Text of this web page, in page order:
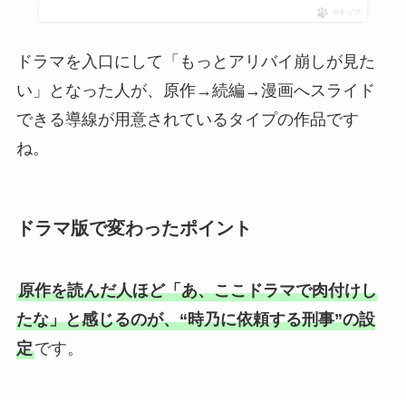
ポチップ
ドラマを入口にして「もっとアリバイ崩しが見た
い」となった人が、原作→続編→漫画へスライド
できる導線が用意されているタイプの作品です
ね。
ドラマ版で変わったポイント
原作を読んだ人ほど「あ、ここドラマで肉付けし
たな」と感じるのが、“時乃に依頼する刑事”の設
定です。